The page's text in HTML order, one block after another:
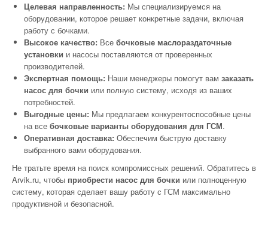
Целевая направленность: Мы специализируемся на
оборудовании, которое решает конкретные задачи, включая
работу с бочками.
Высокое качество: Все бочковые маслораздаточные
установки и насосы поставляются от проверенных
производителей.
Экспертная помощь: Наши менеджеры помогут вам заказать
насос для бочки или полную систему, исходя из ваших
потребностей.
Выгодные цены: Мы предлагаем конкурентоспособные цены
на все бочковые варианты оборудования для ГСМ.
Оперативная доставка: Обеспечим быструю доставку
выбранного вами оборудования.
Не тратьте время на поиск компромиссных решений. Обратитесь в
Arvik.ru, чтобы приобрести насос для бочки или полноценную
систему, которая сделает вашу работу с ГСМ максимально
продуктивной и безопасной.